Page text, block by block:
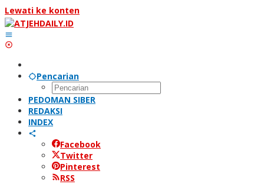
Lewati ke konten
Pencarian
PEDOMAN SIBER
REDAKSI
INDEX
Facebook
Twitter
Pinterest
RSS